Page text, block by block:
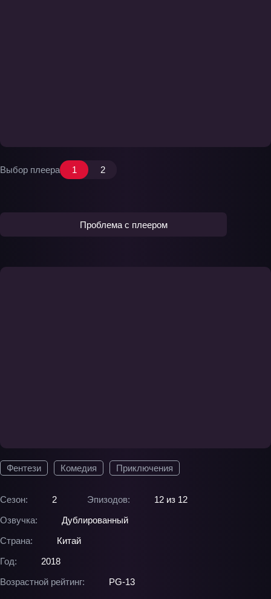
Фентези Комедия Приключения
Сезон: 2 Эпизодов:
12 из 12
Озвучка:
Дублированный
Страна:
Китай
Год:
2018
Возрастной рейтинг:
PG-13
Выбор плеера 1 2
Проблема с плеером